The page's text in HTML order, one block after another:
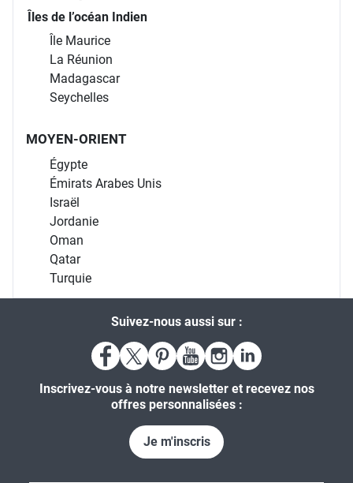
Îles de l’océan Indien
Île Maurice
La Réunion
Madagascar
Seychelles
MOYEN-ORIENT
Égypte
Émirats Arabes Unis
Israël
Jordanie
Oman
Qatar
Turquie
Suivez-nous aussi sur :
Inscrivez-vous à notre newsletter et recevez nos
offres personnalisées :
Je m'inscris